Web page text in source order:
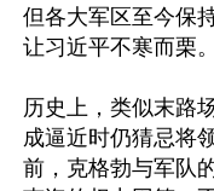
但各大军区至今保
让习近平不寒而栗。
历史上，类似末路
成逼近时仍猜忌将
前，克格勃与军队